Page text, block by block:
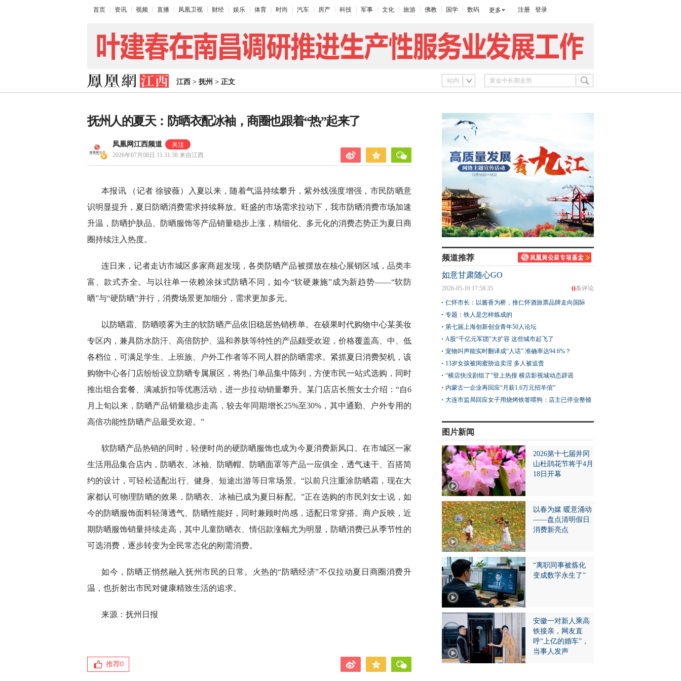
首页 资讯 视频 直播 凤凰卫视 财经 娱乐 体育 时尚 汽车 房产 科技 军事 文化 旅游 佛教 国学 数码 更多 注册 登录
江西 > 抚州 > 正文 站内
抚州人的夏天：防晒衣配冰袖，商圈也跟着“热”起来了
凤凰网江西频道
2026年07月08日 11:31:38 来自江西
本报讯 （记者 徐骏薇）入夏以来，随着气温持续攀升，紫外线强度增强，市民防晒意
识明显提升，夏日防晒消费需求持续释放。旺盛的市场需求拉动下，我市防晒消费市场加速
升温，防晒护肤品、防晒服饰等产品销量稳步上涨，精细化、多元化的消费态势正为夏日商
圈持续注入热度。
连日来，记者走访市城区多家商超发现，各类防晒产品被摆放在核心展销区域，品类丰
富、款式齐全。与以往单一依赖涂抹式防晒不同，如今“软硬兼施”成为新趋势——“软防
晒”与“硬防晒”并行，消费场景更加细分，需求更加多元。
以防晒霜、防晒喷雾为主的软防晒产品依旧稳居热销榜单。在硕果时代购物中心某美妆
专区内，兼具防水防汗、高倍防护、温和养肤等特性的产品颇受欢迎，价格覆盖高、中、低
各档位，可满足学生、上班族、户外工作者等不同人群的防晒需求。紧抓夏日消费契机，该
购物中心各门店纷纷设立防晒专属展区，将热门单品集中陈列，方便市民一站式选购，同时
推出组合套餐、满减折扣等优惠活动，进一步拉动销量攀升。某门店店长熊女士介绍：“自6
月上旬以来，防晒产品销量稳步走高，较去年同期增长25%至30%，其中通勤、户外专用的
高倍功能性防晒产品最受欢迎。”
软防晒产品热销的同时，轻便时尚的硬防晒服饰也成为今夏消费新风口。在市城区一家
生活用品集合店内，防晒衣、冰袖、防晒帽、防晒面罩等产品一应俱全，透气速干、百搭简
约的设计，可轻松适配出行、健身、短途出游等日常场景。“以前只注重涂防晒霜，现在大
家都认可物理防晒的效果，防晒衣、冰袖已成为夏日标配。”正在选购的市民刘女士说，如
今的防晒服饰面料轻薄透气、防晒性能好，同时兼顾时尚感，适配日常穿搭。商户反映，近
期防晒服饰销量持续走高，其中儿童防晒衣、情侣款涨幅尤为明显，防晒消费已从季节性的
可选消费，逐步转变为全民常态化的刚需消费。
如今，防晒正悄然融入抚州市民的日常。火热的“防晒经济”不仅拉动夏日商圈消费升
温，也折射出市民对健康精致生活的追求。
来源：抚州日报
推荐0
频道推荐
如意甘肃随心GO
0条评论
2026-05-16 17:58:35
仁怀市长：以酱香为桥，推仁怀酒旅票品牌走向国际
专题：铁人是怎样炼成的
第七届上海创新创业青年50人论坛
A股“千亿元军团”大扩容 这些城市起飞了
宠物叫声能实时翻译成“人话” 准确率达94.6%？
13岁女孩被闺蜜胁迫卖淫 多人被追责
“横店快没剧组了”登上热搜 横店影视城动态辟谣
内蒙古一企业再回应“月薪1.6万元招羊倌”
大连市监局回应女子用烧烤铁签喂狗：店主已停业整顿
图片新闻
2026第十七届井冈
山杜鹃花节将于4月
18日开幕
以春为媒 暖意涌动
——盘点清明假日
消费新亮点
“离职同事被炼化
变成数字永生了”
安徽一对新人乘高
铁接亲，网友直
呼“上亿的婚车”，
当事人发声